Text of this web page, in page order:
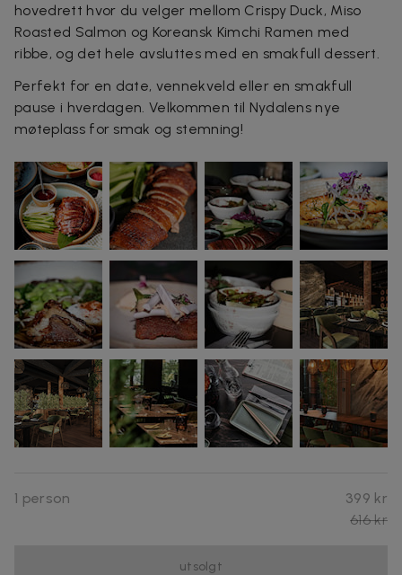
hovedrett hvor du velger mellom Crispy Duck, Miso
Roasted Salmon og Koreansk Kimchi Ramen med
ribbe, og det hele avsluttes med en smakfull dessert.
Perfekt for en date, vennekveld eller en smakfull
pause i hverdagen. Velkommen til Nydalens nye
møteplass for smak og stemning!
1 person
399 kr
616 kr
utsolgt